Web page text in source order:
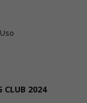
CLUB 2024